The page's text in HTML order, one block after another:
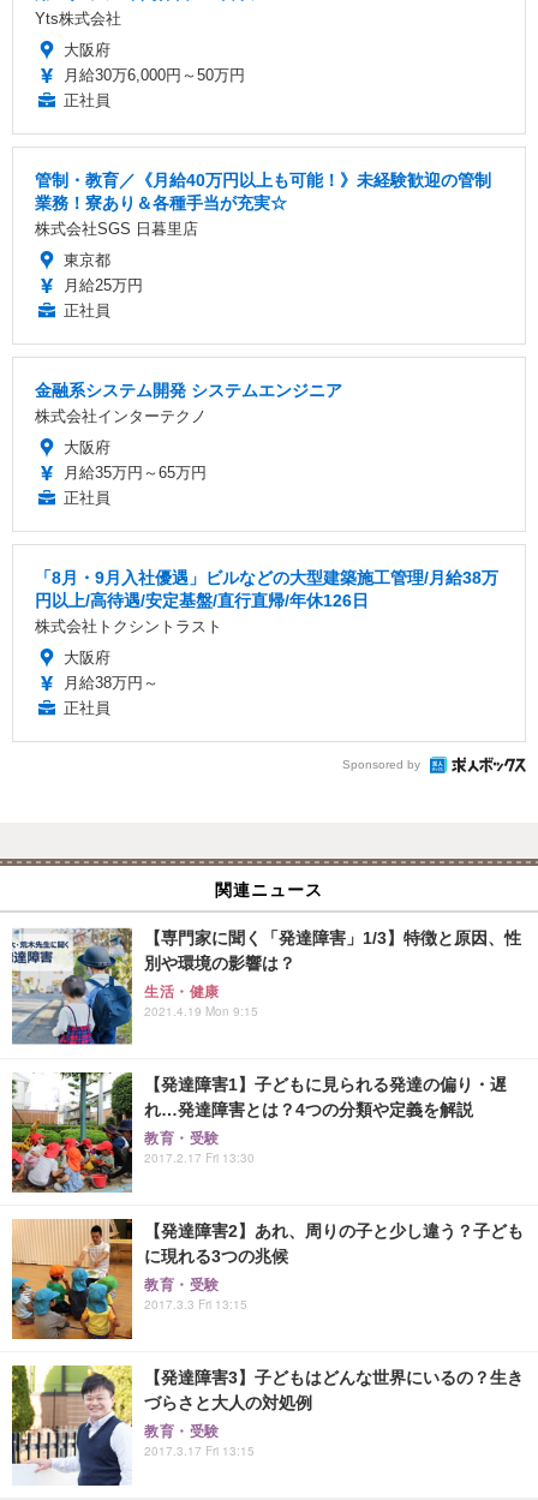
Yts株式会社
大阪府
月給30万6,000円～50万円
正社員
管制・教育／《月給40万円以上も可能！》未経験歓迎の管制
業務！寮あり＆各種手当が充実☆
株式会社SGS 日暮里店
東京都
月給25万円
正社員
金融系システム開発 システムエンジニア
株式会社インターテクノ
大阪府
月給35万円～65万円
正社員
「8月・9月入社優遇」ビルなどの大型建築施工管理/月給38万
円以上/高待遇/安定基盤/直行直帰/年休126日
株式会社トクシントラスト
大阪府
月給38万円～
正社員
Sponsored by
関連ニュース
【専門家に聞く「発達障害」1/3】特徴と原因、性
別や環境の影響は？
生活・健康
2021.4.19 Mon 9:15
【発達障害1】子どもに見られる発達の偏り・遅
れ…発達障害とは？4つの分類や定義を解説
教育・受験
2017.2.17 Fri 13:30
【発達障害2】あれ、周りの子と少し違う？子ども
に現れる3つの兆候
教育・受験
2017.3.3 Fri 13:15
【発達障害3】子どもはどんな世界にいるの？生き
づらさと大人の対処例
教育・受験
2017.3.17 Fri 13:15